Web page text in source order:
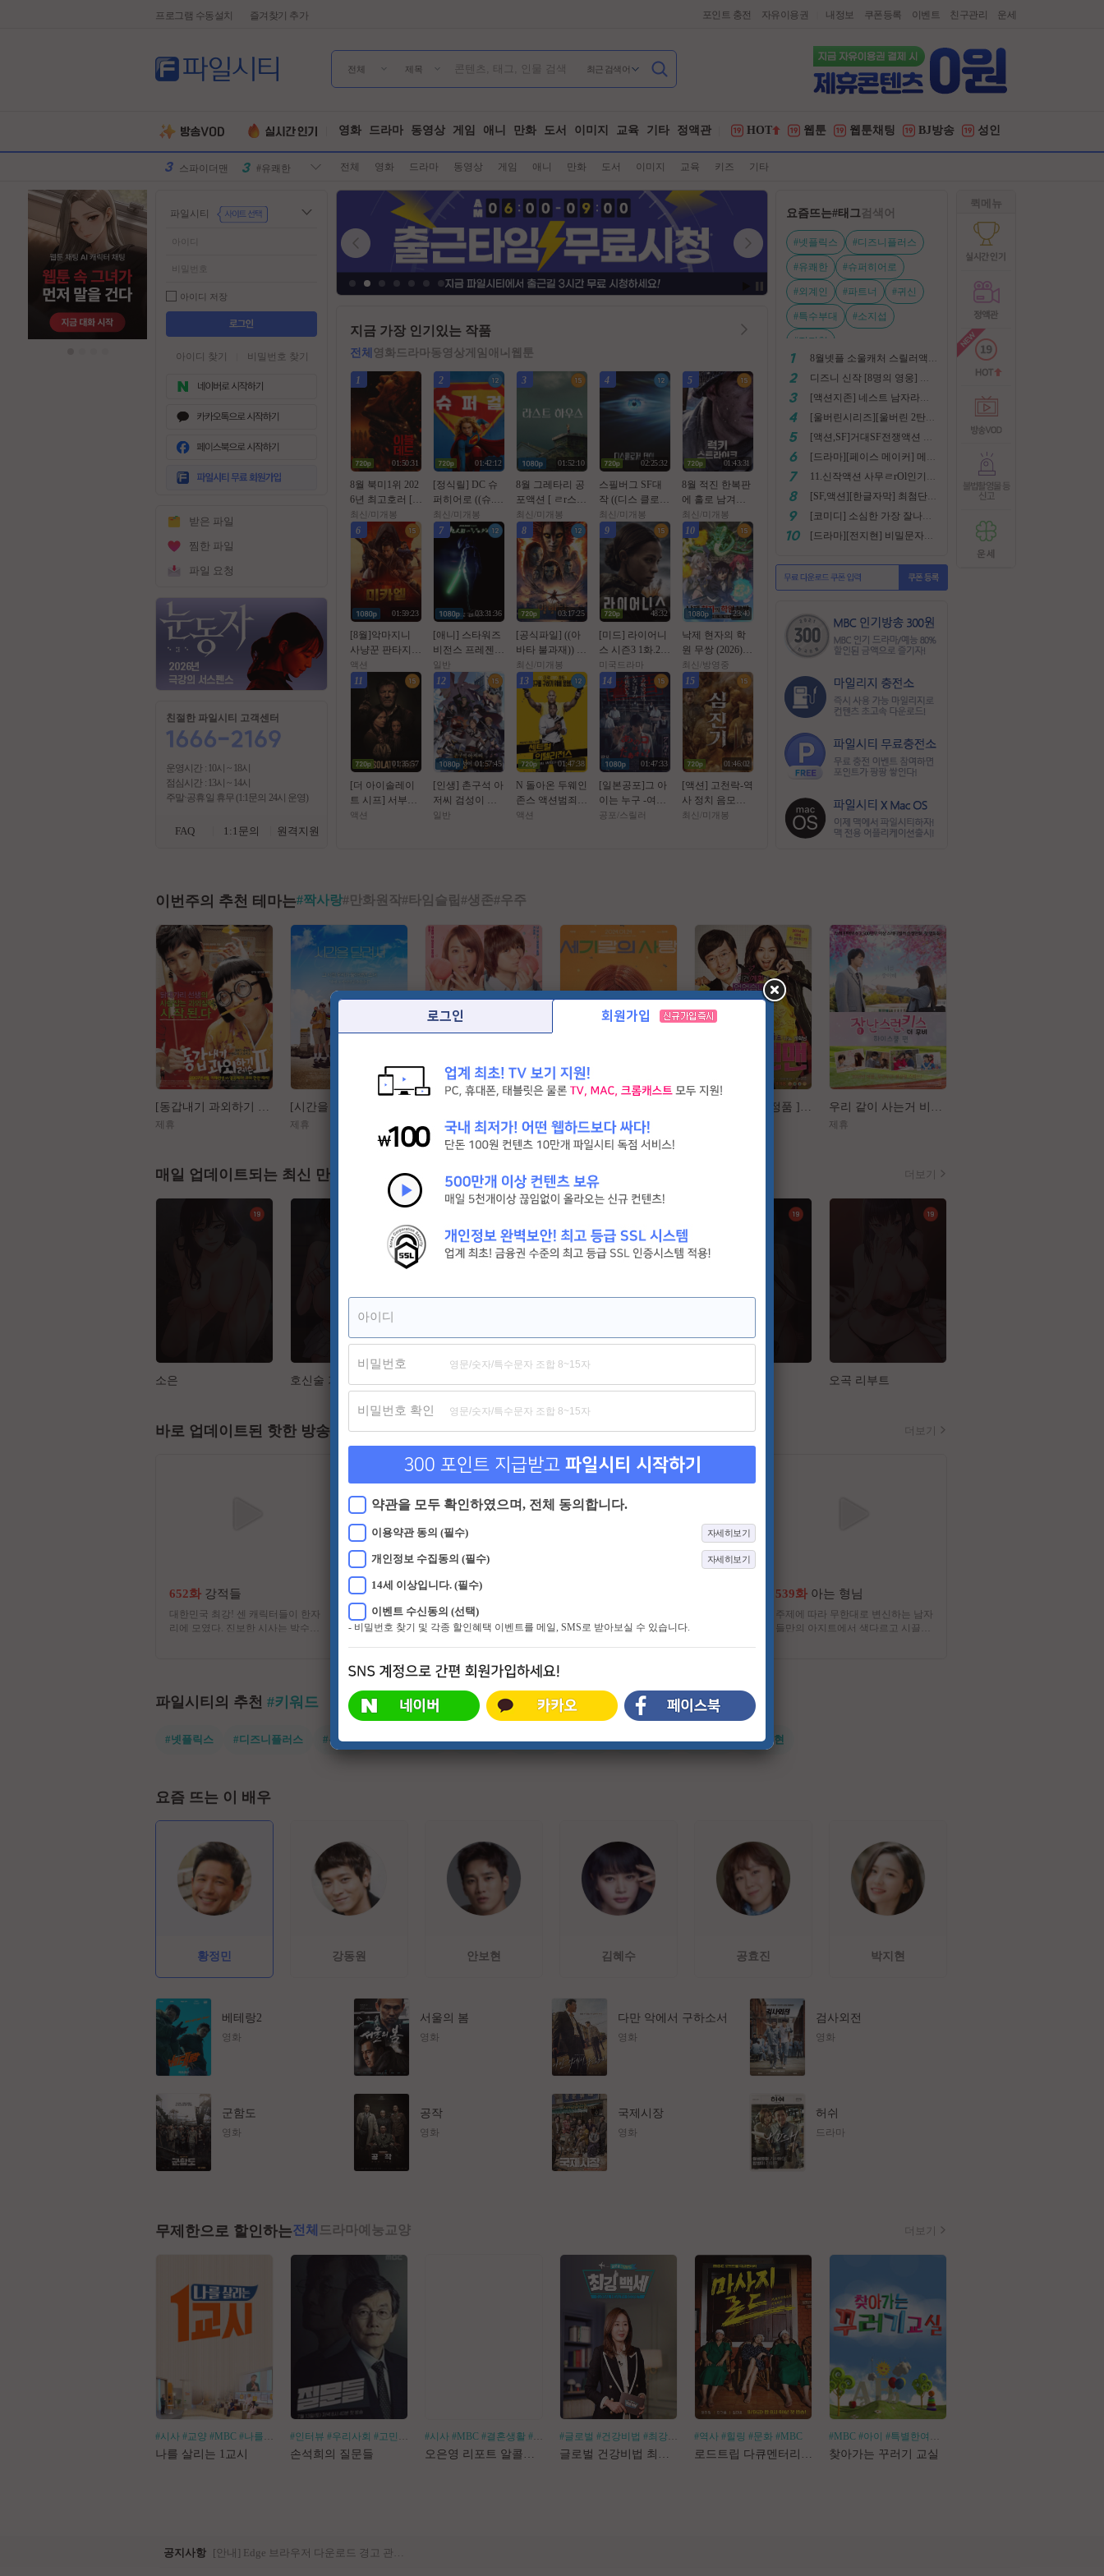
프로그램 수동설치 즐겨찾기 추가 포인트 충전 자유이용권 내정보 쿠폰등록 이벤트 친구관리 운세
퀵메뉴
전체 제목 최근 검색어
영화 드라마 동영상 게임 애니 만화 도서 이미지 교육 기타 정액관 HOT 웹툰 웹툰채팅 BJ방송 성인
러스
스파이더맨 #유쾌한
로
만달로리안 #외계인
동궁
다를입는다
디스클로저
데이
#소지섭
유부녀킬러 #전지현
군체 #넷플릭스
전체 영화 드라마 동영상 게임 애니 만화 도서 이미지 교육 키즈 기타
파일시티
아이디 저장
아이디 찾기 비밀번호 찾기
가
입
받은 파일
찜한 파일
파일 요청
친절한 파일시티 고객센터
운영시간 : 10시 ~ 18시
점심시간 : 13시 ~ 14시
주말·공휴일 휴무 (1:1문의 24시 운영)
FAQ 1:1문의 원격지원
지금 가장 인기있는 작품
전체 영화드라마동영상게임 애니 웹툰
1
01:50:31
8월 북미1위 202
6년 최고호러 [ O
l블ㄷㅓl드번 ] 10
80p 5.1 완벽자막
최신/미개봉
2
01:42:12
[정식릴] DC 슈
퍼히어로 ((슈.
퍼.걸)) 1080p 5.1
공식자막
최신/미개봉
3
01:52:10
8월 그레타리 공
포액션 [ ㄹr스트
ㅎr우스 ] 1080p
5.1 공식자막
최신/미개봉
4
02:25:32
스필버그 SF대
작 ((디스 클로저
데이)) 1080p 완
벽자막
최신/미개봉
5
01:43:31
8월 적진 한복판
에 홀로 남겨진
미군 병사 [ 럭키
스트라Ol크 ] 108
0p 5.1 완벽자막
최신/미개봉
6
01:59:23
[8월]악마지니
사냥꾼 판타지액
션[ 미카엘 두 차
원의 헌터 ]완벽
액션
7
03:31:36
[애니] 스타워즈
비전스 프레젠츠
- 아홉번째 제다
이 (2026)
일반
8
03:17:25
[공식파일] ((아
바타 불과재)) 10
80p 5.1 공식자막
최신/미개봉
9
48:32
[미드] 라이어니
스 시즌3 1화.202
6.1080p.한글자
막
미국드라마
10
23:40
낙제 현자의 학
원 무쌍 (2026) -
07화
최신/방영중
11
01:35:57
[더 아이솔레이
트 시프] 서부극
위장한 무법자들
액션
12
01:57:45
[인생] 촌구석 아
저씨 검성이 되
다 [2기] 01-05화
일반
13
01:47:38
N 돌아온 두웨인
존스 액션범죄 [
쎈투럴 잉텔ㄹ1
액션
14
01:47:33
[일본공포]그 아
이는 누구 -여름
방학끔찍한공포
공포/스릴러
15
01:46:02
[액션] 고천락-역
사 정치 음모와
전투 ( 사극 판타
최신/미개봉
요즘뜨는#태그검색어
#넷플릭스 #디즈니플러스
#유쾌한 #슈퍼히어로
#외계인 #파트너 #귀신
#특수부대 #소지섭
#전지현
[울버린시리즈][울버린 2탄] 더 울버린 확장판 완벽자막
[SF,액션][한글자막] 최첨단 미래특수부대 초대박 안봄후회함~ 진짜잼있어요 스샷 꼭보세요 1080
이번주의 추천 테마는#짝사랑#만화원작#타임슬립 #생존#우주
제휴 제휴 제휴 제휴 제휴
매일 업데이트되는 최신 만화 더보기
소은 호신술 가르쳐드립니다 오곡 리부트
바로 업데이트된 핫한 방송 더보기
652화 강적들
대한민국 최강! 센 캐릭터들이 한자
리에 모였다. 진보한 시사는 박수받
7화 오싹한 연애
귀신을 보는 재벌 상속녀와 귀신을
가장 무서워하는 열혈 검사의 좌충우
친구도 여행 앞에선 달라진다. 같이
539화 아는 형님
주제에 따라 무한대로 변신하는 남자
들만의 아지트에서 색다르고 시끌벅
파일시티의 추천 #키워드
#넷플릭스 #디즈니플러스 #유쾌한 #슈퍼히어로 #외계인 #파트너 #귀신 #특수부대 #소지섭 #전지현
요즘 뜨는 이 배우
황정민 강동원 안보현 김혜수 공효진 박지현
베테랑2
영화
서울의 봄
영화
다만 악에서 구하소서
영화
검사외전
영화
군함도
영화
공작
영화
국제시장
영화
허쉬
드라마
무제한으로 할인하는전체 드라마예능 교양 더보기
#시사 #교양 #MBC #나를살리는
나를 살리는 1교시
#인터뷰 #우리사회 #고민거리 #분야별
손석희의 질문들
#시사 #MBC #결혼생활 #알코올중독 #글로벌 #건강비법 #최강백세 #김경화
#역사 #힐링 #문화 #MBC #MBC #아이 #특별한여행
찾아가는 꾸러기 교실
공지사항
[공지] 사이트 내 장기 콘텐츠 정리 작업 진행
로그인 회원가입
아이디
비밀번호
비밀번호 확인
300 포인트 지급받고 파일시티 시작하기
약관을 모두 확인하였으며, 전체 동의합니다.
이용약관 동의 (필수) 자세히보기
개인정보 수집동의 (필수) 자세히보기
14세 이상입니다. (필수)
이벤트 수신동의 (선택)
- 비밀번호 찾기 및 각종 할인혜택 이벤트를 메일, SMS로 받아보실 수 있습니다.